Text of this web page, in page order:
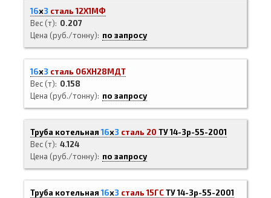
16х3 сталь 12Х1МФ
Вес (т)
0.207
Цена (руб./тонну)
по запросу
16х3 сталь 06ХН28МДТ
Вес (т)
0.158
Цена (руб./тонну)
по запросу
Труба котельная16х3 сталь 20 ТУ 14-3р-55-2001
Вес (т) 4.124
Цена (руб./тонну)
по запросу
Труба котельная16х3 сталь 15ГСТУ 14-3р-55-2001